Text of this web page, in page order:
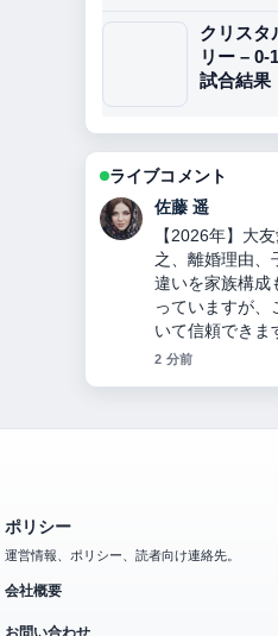
クリスタ
リー – 0-
試合結果
ライブコメント
伊藤 芽衣
チンギス＝ハン
底解説！モンゴ
孫・死因・3つ
の背景説明が助
を続けてくださ
4 分前
ポリシー
運営情報、ポリシー、読者向け連絡先。
会社概要
お問い合わせ